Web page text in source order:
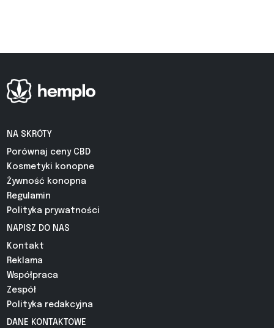
NA SKRÓTY
Porównaj ceny CBD
Kosmetyki konopne
Żywność konopna
Regulamin
Polityka prywatności
NAPISZ DO NAS
Kontakt
Reklama
Współpraca
Zespół
Polityka redakcyjna
DANE KONTAKTOWE